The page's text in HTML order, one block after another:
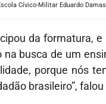
Cívico-Militar Eduardo
da formatura,
busca de um
porque nós
brasileiro”,